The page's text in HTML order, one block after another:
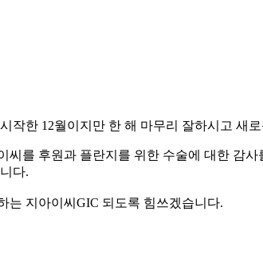
작한 12월이지만 한 해 마무리 잘하시고 새
씨를 후원과 플란지를 위한 수술에 대한 감
다.
는 지아이씨GIC 되도록 힘쓰겠습니다.